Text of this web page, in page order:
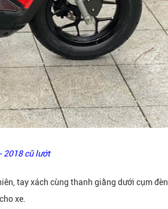
2018 cũ lướt
tay xách cùng thanh giằng dưới cụm đèn
xe.